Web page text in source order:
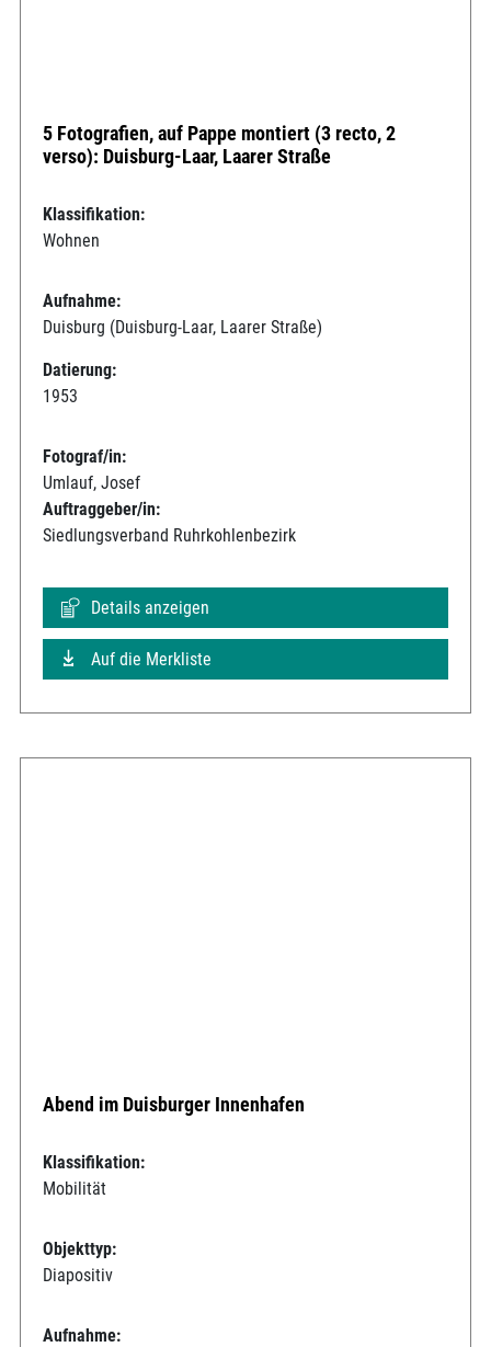
5 Fotografien, auf Pappe montiert (3 recto, 2
verso): Duisburg-Laar, Laarer Straße
Klassifikation:
Wohnen
Aufnahme:
Duisburg (Duisburg-Laar, Laarer Straße)
Datierung:
1953
Fotograf/in:
Umlauf, Josef
Auftraggeber/in:
Siedlungsverband Ruhrkohlenbezirk
Details anzeigen
Auf die Merkliste
Abend im Duisburger Innenhafen
Klassifikation:
Mobilität
Objekttyp:
Diapositiv
Aufnahme: